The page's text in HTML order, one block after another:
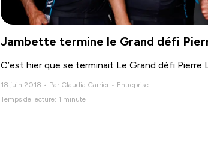
Jambette termine le Grand défi
C’est hier que se terminait Le Grand défi
18 juin 2018 • Par Claudia Carrier • Entreprise
Temps de lecture: 1 minute